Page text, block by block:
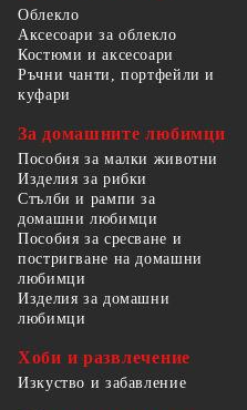
Облекло
Аксесоари за облекло
Костюми и аксесоари
Ръчни чанти, портфейли и
куфари
За домашните любимци
Пособия за малки животни
Изделия за рибки
Стълби и рампи за
домашни любимци
Пособия за сресване и
постригване на домашни
любимци
Изделия за домашни
любимци
Хоби и развлечение
Изкуство и забавление